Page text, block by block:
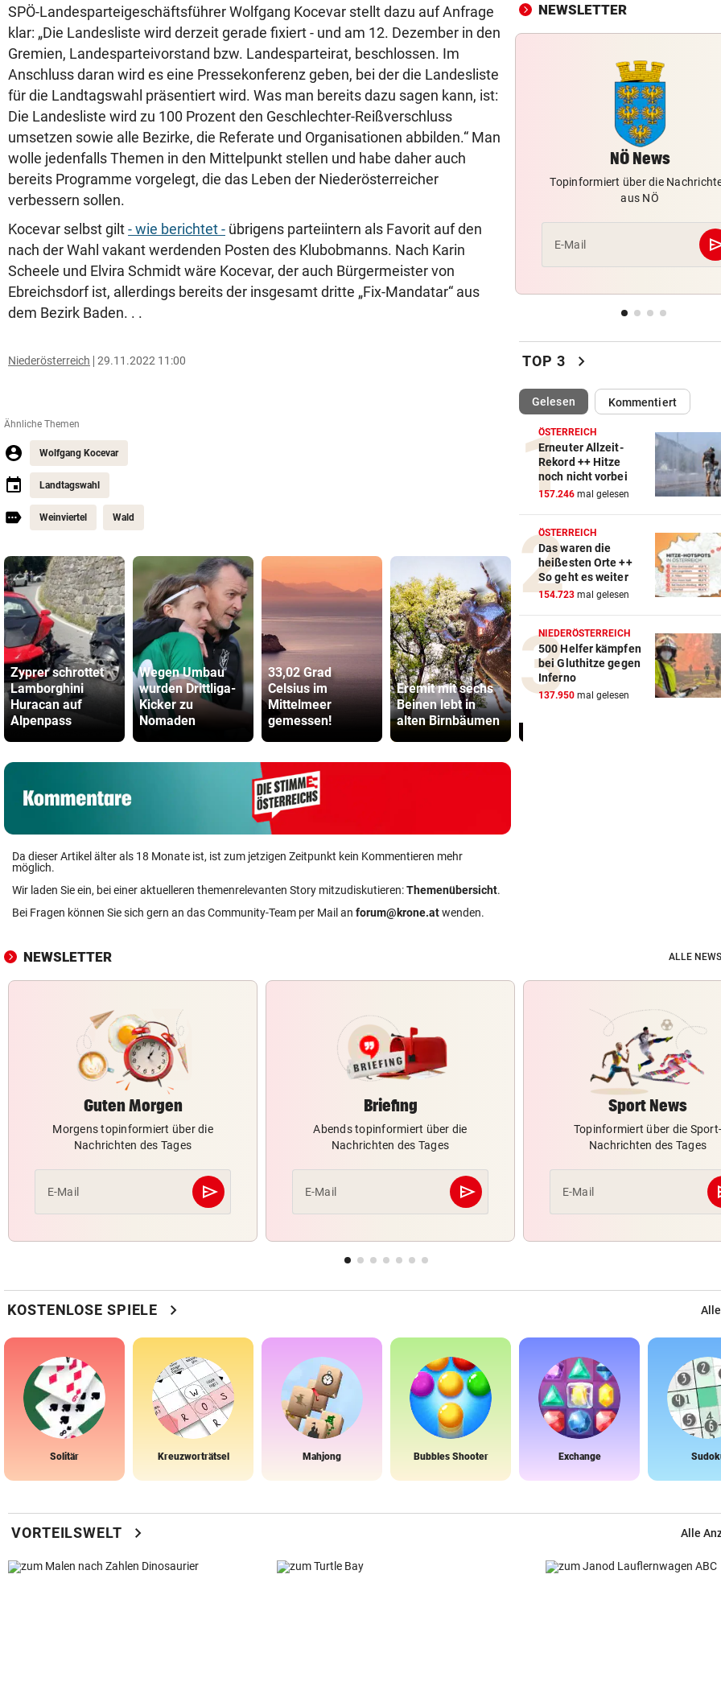
SPÖ-Landesparteigeschäftsführer Wolfgang Kocevar stellt dazu auf Anfrage
klar: „Die Landesliste wird derzeit gerade fixiert - und am 12. Dezember in den
Gremien, Landesparteivorstand bzw. Landesparteirat, beschlossen. Im
Anschluss daran wird es eine Pressekonferenz geben, bei der die Landesliste
für die Landtagswahl präsentiert wird. Was man bereits dazu sagen kann, ist:
Die Landesliste wird zu 100 Prozent den Geschlechter-Reißverschluss
umsetzen sowie alle Bezirke, die Referate und Organisationen abbilden.“ Man
wolle jedenfalls Themen in den Mittelpunkt stellen und habe daher auch
bereits Programme vorgelegt, die das Leben der Niederösterreicher
verbessern sollen.
Kocevar selbst gilt- wie berichtet - übrigens parteiintern als Favorit auf den
nach der Wahl vakant werdenden Posten des Klubobmanns. Nach Karin
Scheele und Elvira Schmidt wäre Kocevar, der auch Bürgermeister von
Ebreichsdorf ist, allerdings bereits der insgesamt dritte „Fix-Mandatar“ aus
dem Bezirk Baden. . .
Niederösterreich 29.11.2022 11:00
Ähnliche Themen
Wolfgang Kocevar
Landtagswahl
Weinviertel Wald
Zyprer schrottet
Lamborghini
Huracan auf
Alpenpass
Wegen Umbau
wurden Drittliga-
Kicker zu
Nomaden
33,02 Grad
Celsius im
Mittelmeer
gemessen!
Eremit mit sechs
Beinen lebt in
alten Birnbäumen
Pioneers werden
immer mehr zu
Anwalt:
Da dieser Artikel älter als 18 Monate ist, ist zum jetzigen Zeitpunkt kein Kommentieren mehr
möglich.
Wir laden Sie ein, bei einer aktuelleren themenrelevanten Story mitzudiskutieren:Themenübersicht.
Bei Fragen können Sie sich gern an das Community-Team per Mail an forum@krone.atwenden.
Sintflut unterbrochen
Reusser vor Ventoux-Etappe
weiter im Gelben Trikot
Vinicius Jr. verlängert bei
UKRAINISCHER ANGRIFF? vor 3
Vor Oman havarierter
ÖFB-Kicker Wimmer packt
Morddrohungen aus
ABSCHIED AUS ENGLAND
Spanien-Star Rodri vor
zum FC Barcelona
2 JAHRE LANG GETESTET vor
Drei Steirer tüfteln an der
NEWSLETTER
NÖ News
Topinformiert über die
aus NÖ
E-Mail
TOP 3 chevron_right
Gelesen(ausgewählt)Kommentiert
ÖSTERREICH
Erneuter Allzeit-
Rekord ++ Hitze
noch nicht vorbei
157.246 mal gelesen
ÖSTERREICH
Das waren die
heißesten Orte ++
So geht es weiter
154.723 mal gelesen
NIEDERÖSTERREICH
500 Helfer kämpfen
bei Gluthitze gegen
Inferno
137.950 mal gelesen
NEWSLETTER ALLE
Guten Morgen
Morgens topinformiert über die
Nachrichten des Tages
E-Mail send
Abschicken
Briefing
Abends topinformiert über die
Nachrichten des Tages
E-Mail send
Abschicken
Sport News
Topinformiert über die Sport-
Nachrichten des Tages
E-Mail
KOSTENLOSE SPIELE chevron_right
Solitär Kreuzworträtsel Mahjong Bubbles Shooter Exchange
VORTEILSWELT chevron_right Alle